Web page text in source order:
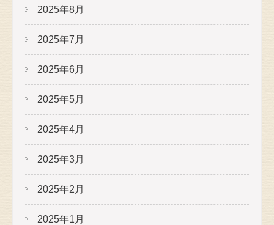
2025年8月
2025年7月
2025年6月
2025年5月
2025年4月
2025年3月
2025年2月
2025年1月